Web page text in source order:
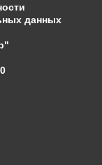
данных